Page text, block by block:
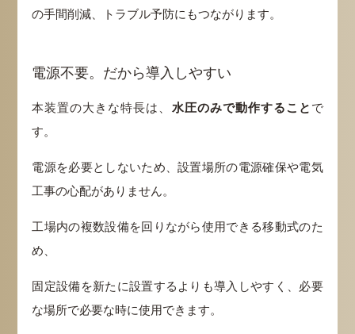
の手間削減、トラブル予防にもつながります。
電源不要。だから導入しやすい
本装置の大きな特長は、 水圧のみで動作すること で
す。
電源を必要としないため、設置場所の電源確保や電気
工事の心配がありません。
工場内の複数設備を回りながら使用できる移動式のた
め、
固定設備を新たに設置するよりも導入しやすく、必要
な場所で必要な時に使用できます。